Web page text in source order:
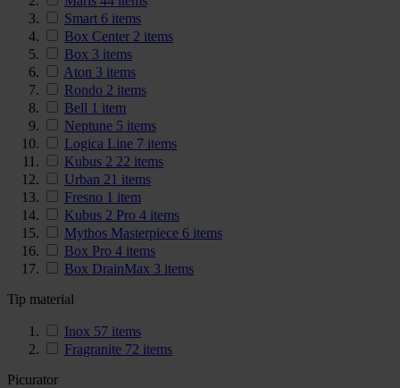
Smart 6 items
Box Center 2 items
Box 3 items
Aton 3 items
Rondo 2 items
Bell 1 item
Neptune 5 items
Logica Line 7 items
Kubus 2 22 items
Urban 21 items
Fresno 1 item
Kubus 2 Pro 4 items
Mythos Masterpiece 6 items
Box Pro 4 items
Box DrainMax 3 items
Tip material
Inox 57 items
Fragranite 72 items
Picurator